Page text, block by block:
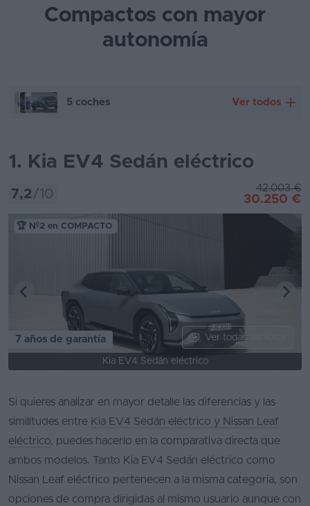
Compactos con mayor
autonomía
5 coches Ver todos
Kia EV4 Sedán eléctrico Cupra Born
1. Kia EV4 Sedán eléctrico
7,2 /10 42.003 €
30.250 €
🏆 Nº2 en COMPACTO
7 años de garantía Ver todas las fotos
Kia EV4 Sedán eléctrico
Si quieres analizar en mayor detalle las diferencias y las
similitudes entre Kia EV4 Sedán eléctrico y Nissan Leaf
eléctrico, puedes hacerlo en la comparativa directa que
ambos modelos. Tanto Kia EV4 Sedán eléctrico como
Nissan Leaf eléctrico pertenecen a la misma categoría, son
opciones de compra dirigidas al mismo usuario aunque con